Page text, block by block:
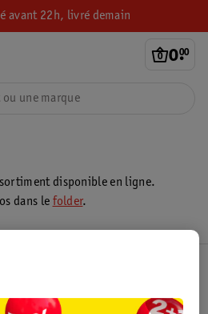
avant 22h, livré demain
0.
00
disponible en ligne.
dans le folder.